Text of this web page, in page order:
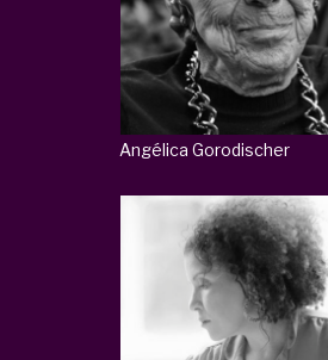
Angélica Gorodischer